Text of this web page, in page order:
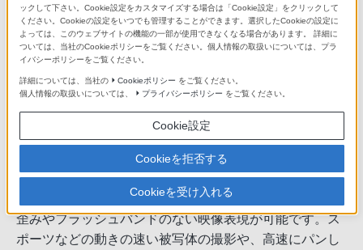
特長
2/3型3板式 HDグローバルシャッター
CMOSイメージセンサー搭載
HDC-3100同様のグローバルシャッター機能付き3板式
2/3型 HD CMOSイメージセンサーを搭載しています。グ
ローバルシャッター機能により、ローリングシャッター
歪みやフラッシュバンドのない映像表現が可能です。ス
ポーツなどの動きの速い被写体の撮影や、高速にパンし
ックして下さい。Cookie設定をカスタマイズする場合は「Cookie設定」をクリックして
ください。Cookieの設定をいつでも管理することができます。選択したCookieの設定に
よっては、このウェブサイトの機能の一部が使用できなくなる場合があります。 詳細に
ついては、当社のCookieポリシーをご覧ください。個人情報の取扱いについては、プラ
イバシーポリシーをご覧ください。
詳細については、当社の Cookieポリシー をご覧ください。
個人情報の取扱いについては、
プライバシーポリシー をご覧ください。
Cookie設定
Cookieを拒否する
Cookieを受け入れる